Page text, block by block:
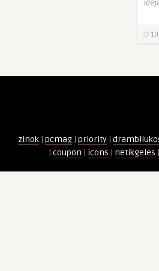
zinok | pcmag | priority |
| coupon | icons | netikgeles |